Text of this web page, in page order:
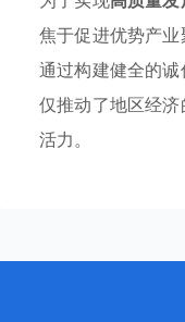
焦于促进优势产
通过构建健全的
仅推动了地区经
活力。